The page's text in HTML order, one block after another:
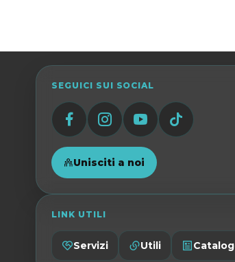
SEGUICI SUI SOCIAL
Unisciti a noi
LINK UTILI
Servizi Utili